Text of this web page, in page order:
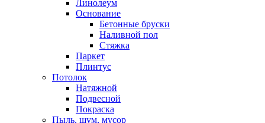
Линолеум
Основание
Бетонные бруски
Наливной пол
Стяжка
Паркет
Плинтус
Потолок
Натяжной
Подвесной
Покраска
Пыль, шум, мусор